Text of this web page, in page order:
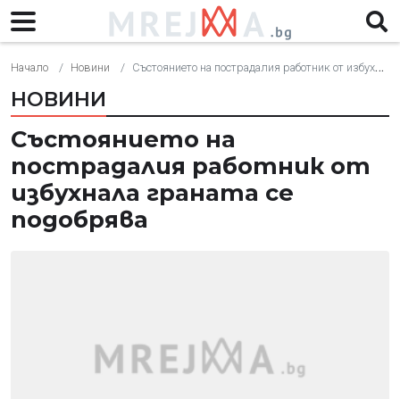
Начало Новини Състоянието на пострадалия работник от избухнала граната се подобрява
НОВИНИ
Състоянието на
пострадалия работник от
избухнала граната се
подобрява